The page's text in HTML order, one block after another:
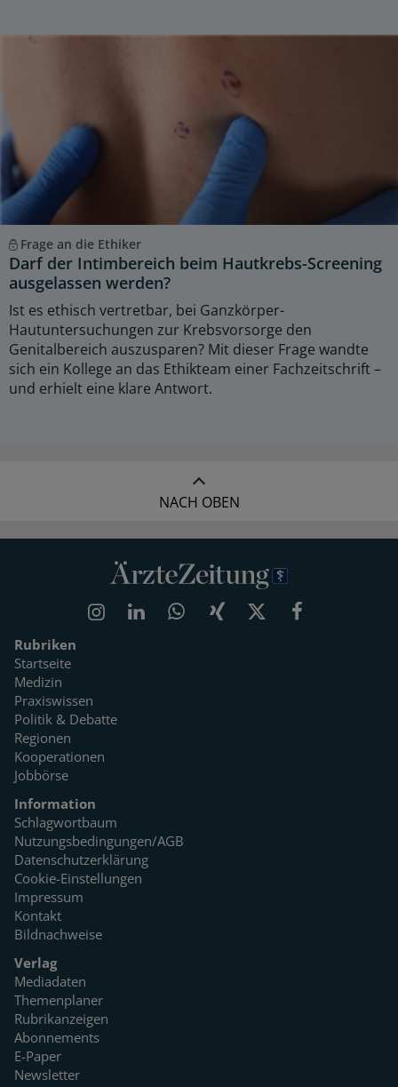
Frage an die Ethiker
Darf der Intimbereich beim Hautkrebs-Screening
ausgelassen werden?
Ist es ethisch vertretbar, bei Ganzkörper-
Hautuntersuchungen zur Krebsvorsorge den
Genitalbereich auszusparen? Mit dieser Frage wandte
sich ein Kollege an das Ethikteam einer Fachzeitschrift –
und erhielt eine klare Antwort.
NACH OBEN
Rubriken
Startseite
Medizin
Praxiswissen
Politik & Debatte
Regionen
Kooperationen
Jobbörse
Information
Schlagwortbaum
Nutzungsbedingungen/AGB
Datenschutzerklärung
Cookie-Einstellungen
Impressum
Kontakt
Bildnachweise
Verlag
Mediadaten
Themenplaner
Rubrikanzeigen
Abonnements
E-Paper
Newsletter